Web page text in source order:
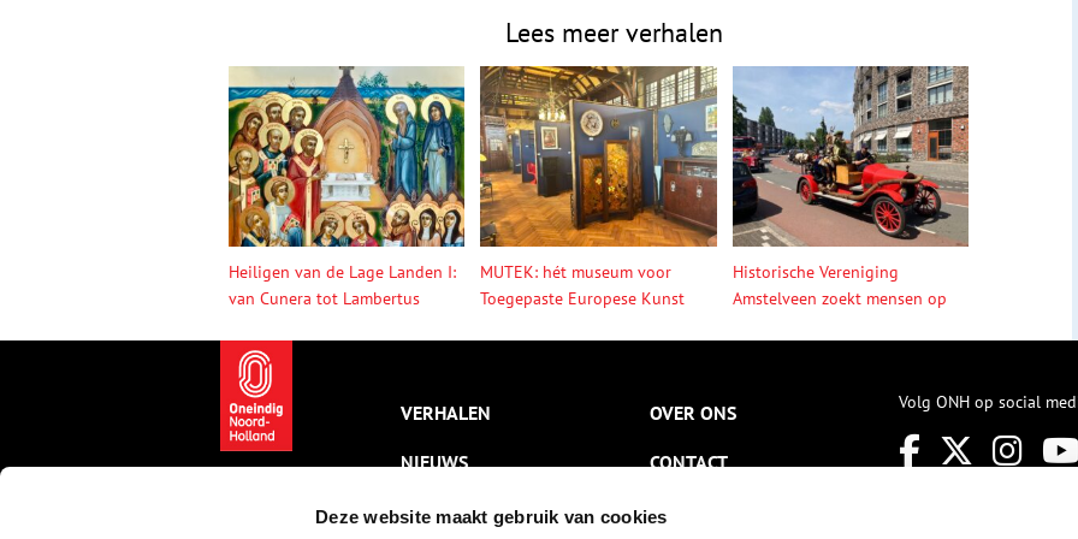
Deze website maakt gebruik van cookies
Lees meer verhalen
Heiligen van de Lage Landen I:
van Cunera tot Lambertus
MUTEK: hét museum voor
Toegepaste Europese Kunst
Historische Vereniging
Amstelveen zoekt mensen op
VERHALEN
NIEUWS
KALENDER
OVER ONS
CONTACT
NIEUWSBRIEF
Volg ONH op social